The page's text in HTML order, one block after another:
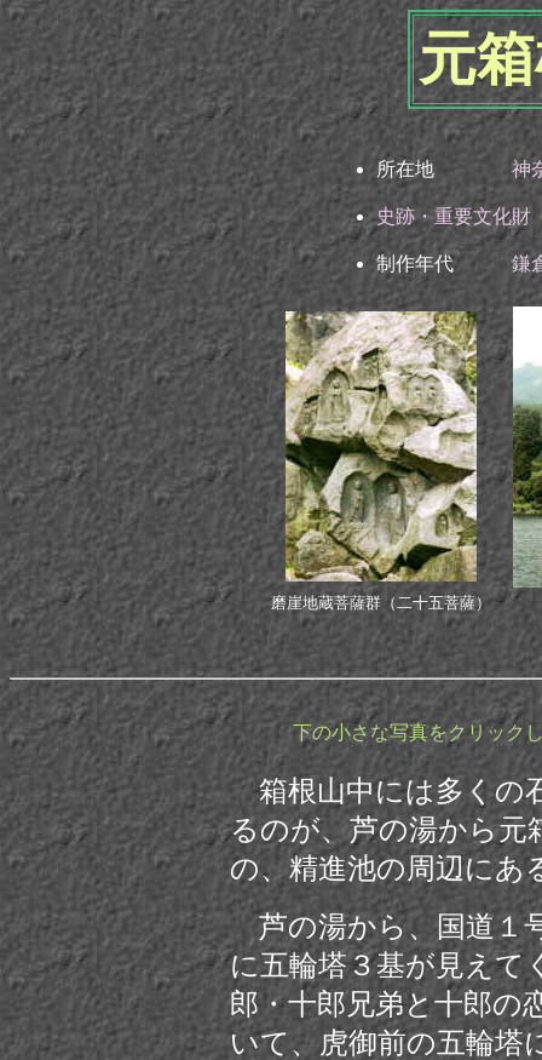
元
所在地 神
史跡・重要文化財
制作年代 鎌
磨崖地蔵菩薩群（二十五菩薩）
下の小さな写真をクリック
箱根山中には多くの
るのが、芦の湯から元
の、精進池の周辺にあ
芦の湯から、国道１
に五輪塔３基が見えて
郎・十郎兄弟と十郎の
いて、虎御前の五輪塔